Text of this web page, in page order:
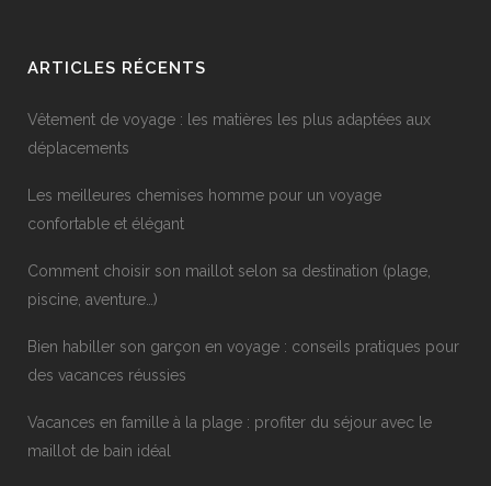
ARTICLES RÉCENTS
Vêtement de voyage : les matières les plus adaptées aux
déplacements
Les meilleures chemises homme pour un voyage
confortable et élégant
Comment choisir son maillot selon sa destination (plage,
piscine, aventure…)
Bien habiller son garçon en voyage : conseils pratiques pour
des vacances réussies
Vacances en famille à la plage : profiter du séjour avec le
maillot de bain idéal